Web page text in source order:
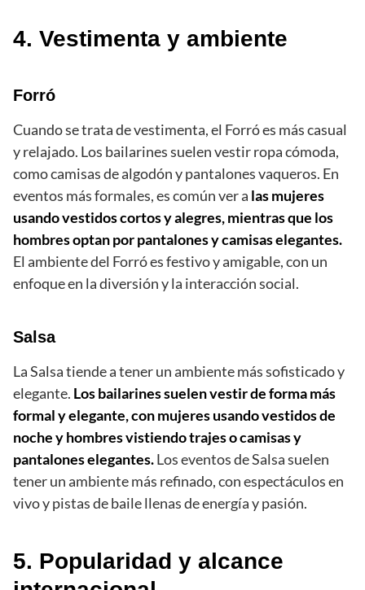
4. Vestimenta y ambiente
Forró
Cuando se trata de vestimenta, el Forró es más casual
y relajado. Los bailarines suelen vestir ropa cómoda,
como camisas de algodón y pantalones vaqueros. En
eventos más formales, es común ver a las mujeres
usando vestidos cortos y alegres, mientras que los
hombres optan por pantalones y camisas elegantes.
El ambiente del Forró es festivo y amigable, con un
enfoque en la diversión y la interacción social.
Salsa
La Salsa tiende a tener un ambiente más sofisticado y
elegante. Los bailarines suelen vestir de forma más
formal y elegante, con mujeres usando vestidos de
noche y hombres vistiendo trajes o camisas y
pantalones elegantes.Los eventos de Salsa suelen
tener un ambiente más refinado, con espectáculos en
vivo y pistas de baile llenas de energía y pasión.
5. Popularidad y alcance